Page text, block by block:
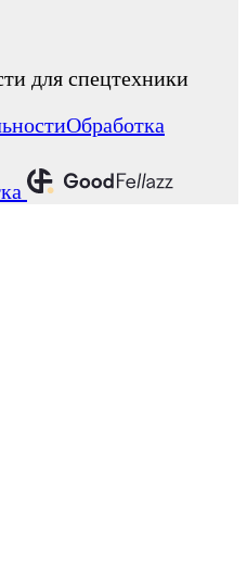
для спецтехники
Обработка